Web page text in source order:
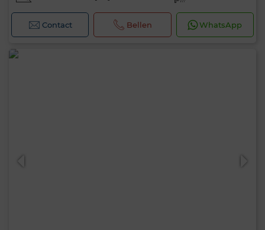
Contact Bellen WhatsApp